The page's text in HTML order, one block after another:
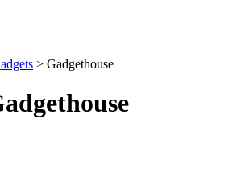
> Gadgethouse